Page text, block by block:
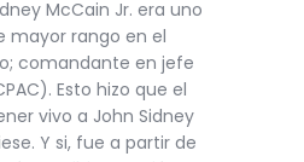
McCain Jr. era uno
mayor rango en el
comandante en jefe
Esto hizo que el
vivo a John Sidney
Y si, fue a partir de